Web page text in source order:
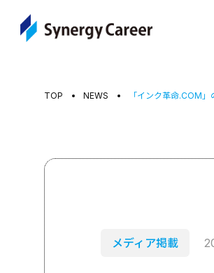
TOP NEWS 「インク革命.COM
メディア掲載